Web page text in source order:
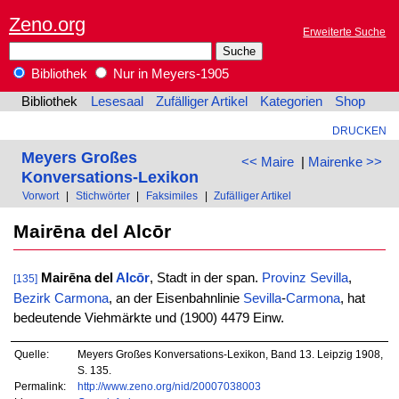
Zeno.org Erweiterte Suche
Bibliothek
Nur in Meyers-1905
Bibliothek
Lesesaal Zufälliger Artikel Kategorien Shop
DRUCKEN
<< Maire| Mairenke >>
Meyers Großes
Konversations-Lexikon
Vorwort Stichwörter Faksimiles Zufälliger Artikel
Mairēna del Alcōr
[135] Mairēna del Alcōr, Stadt in der span. Provinz Sevilla,
Bezirk Carmona, an der Eisenbahnlinie Sevilla-Carmona, hat
bedeutende Viehmärkte und (1900) 4479 Einw.
Quelle:
Meyers Großes Konversations-Lexikon, Band 13. Leipzig 1908,
S. 135.
Permalink:
http://www.zeno.org/nid/20007038003